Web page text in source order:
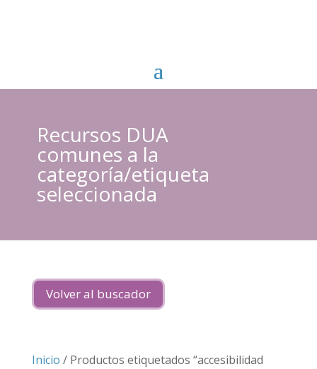
Recursos DUA
comunes a la
categoría/etiqueta
seleccionada
Volver al buscador
Inicio / Productos etiquetados “accesibilidad